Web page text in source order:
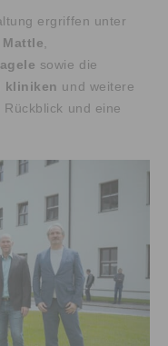
ergriffen unter
sowie die
kliniken und weitere
und eine